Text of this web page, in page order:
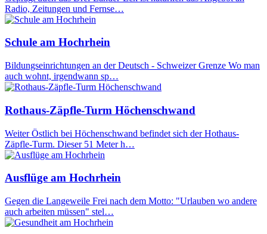
Radio, Zeitungen und Fernse…
Schule am Hochrhein
Bildungseinrichtungen an der Deutsch - Schweizer Grenze Wo man
auch wohnt, irgendwann sp…
Rothaus-Zäpfle-Turm Höchenschwand
Weiter Östlich bei Höchenschwand befindet sich der Hothaus-
Zäpfle-Turm. Dieser 51 Meter h…
Ausflüge am Hochrhein
Gegen die Langeweile Frei nach dem Motto: "Urlauben wo andere
auch arbeiten müssen" stel…